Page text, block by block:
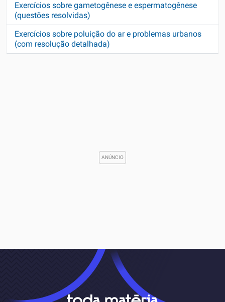
Exercícios sobre gametogênese e espermatogênese
(questões resolvidas)
Exercícios sobre poluição do ar e problemas urbanos
(com resolução detalhada)